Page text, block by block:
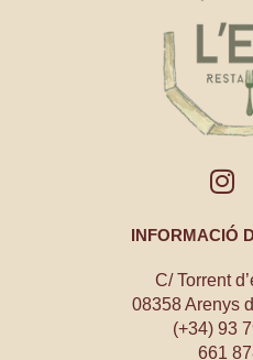
INFORMACIÓ
C/ Torrent
08358 Arenys
(+34) 93
661